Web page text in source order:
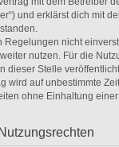
und erklärst dich mit
Regelungen nicht
nutzen. Für die
dieser Stelle
wird auf unbestimmte
ohne Einhaltung